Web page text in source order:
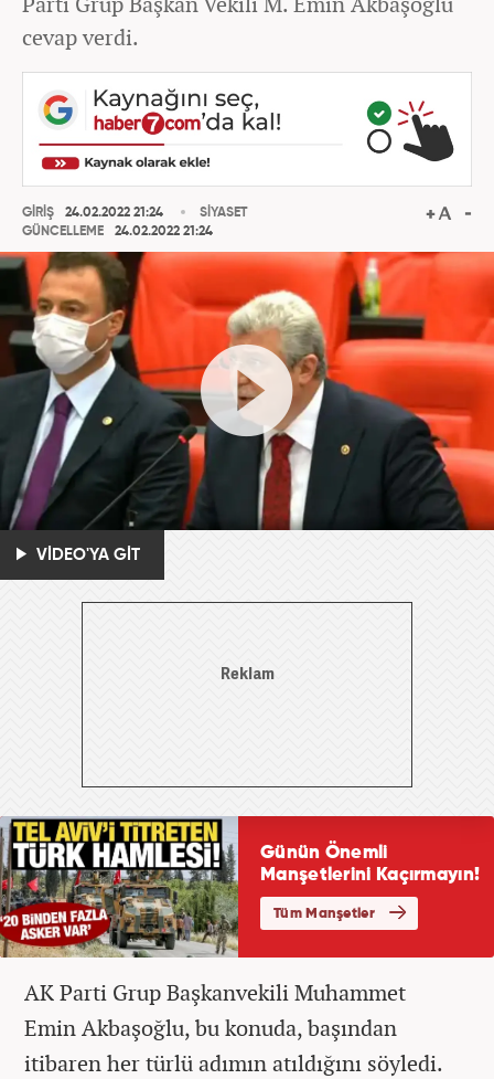
cevap verdi.
GİRİŞ
24.02.2022 21:24
GÜNCELLEME
24.02.2022 21:24
SİYASET
VİDEO'YA GİT
AK Parti Grup Başkanvekili Muhammet
Emin Akbaşoğlu, bu konuda, başından
itibaren her türlü adımın atıldığını söyledi.